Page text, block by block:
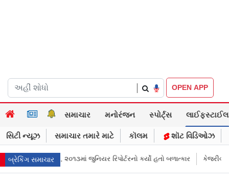
OPEN APP
સમાચાર મનોરંજન સ્પોર્ટ્સ લાઈફસ્ટાઈલ
સિટી ન્યૂઝ સમાચાર તમારે માટે કૉલમ શૉટ વિડિઓઝ
બ્રેકિંગ સમાચાર
કર્યો હતો બળાત્કાર કેજરીવાલનું ઇન્સ્ટાગ્રામ એકાઉન્ટ ભારતમાં